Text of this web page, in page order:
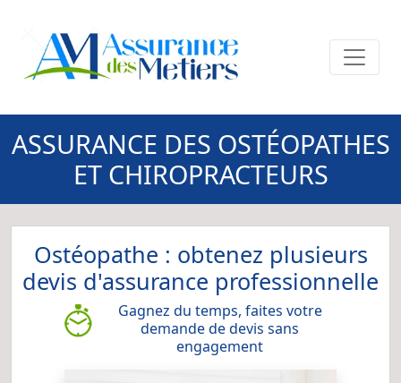
ASSURANCE DES OSTÉOPATHES
ET CHIROPRACTEURS
Ostéopathe : obtenez plusieurs
devis d'assurance professionnelle
Gagnez du temps, faites votre
demande de devis sans
engagement